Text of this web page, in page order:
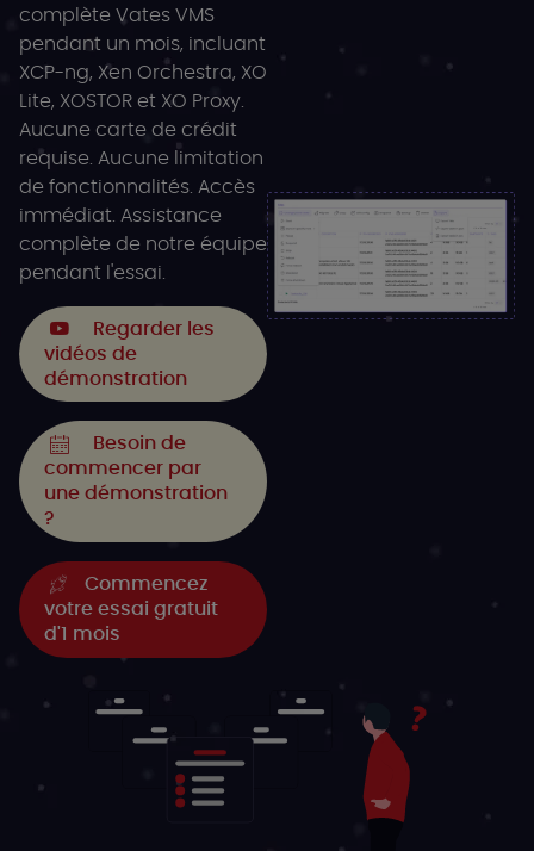
complète Vates VMS
pendant un mois, incluant
XCP-ng, Xen Orchestra, XO
Lite, XOSTOR et XO Proxy.
Aucune carte de crédit
requise. Aucune limitation
de fonctionnalités. Accès
immédiat. Assistance
complète de notre équipe
pendant l'essai.
Regarder les
vidéos de
démonstration
Besoin de
commencer par
une démonstration
?
Commencez
votre essai gratuit
d'1 mois